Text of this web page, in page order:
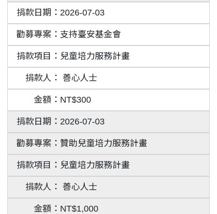
2026-07-03
支持臺安基金會
兒童培力服務計畫
善心人士
NT$300
2026-07-03
贊助兒童培力服務計畫
兒童培力服務計畫
善心人士
NT$1,000